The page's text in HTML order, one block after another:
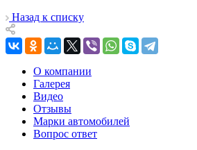
Назад к списку
О компании
Галерея
Видео
Отзывы
Марки автомобилей
Вопрос ответ